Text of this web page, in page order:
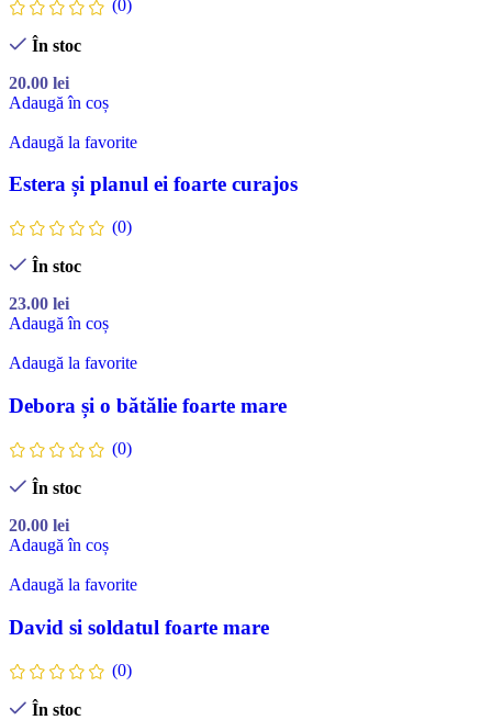
(0)
În stoc
20.00 lei
Adaugă în coș
Adaugă la favorite
Estera și planul ei foarte curajos
(0)
În stoc
23.00 lei
Adaugă în coș
Adaugă la favorite
Debora și o bătălie foarte mare
(0)
În stoc
20.00 lei
Adaugă în coș
Adaugă la favorite
David si soldatul foarte mare
(0)
În stoc